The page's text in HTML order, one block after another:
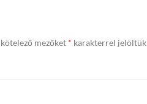
mezőket * karakterrel jelöltük